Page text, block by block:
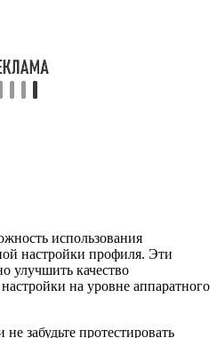
использования
настройки профиля. Эти
улучшить качество
на уровне аппаратного
забудьте протестировать